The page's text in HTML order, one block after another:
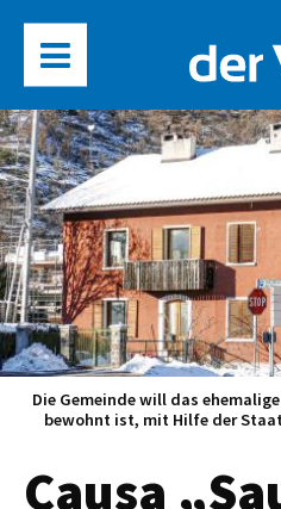
Die Gemeinde will das
bewohnt ist, mit Hilfe der
Causa